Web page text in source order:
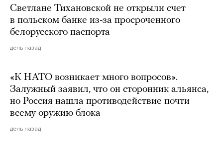
Светлане Тихановской не открыли счет
в польском банке из-за просроченного
белорусского паспорта
день назад
«К НАТО возникает много вопросов».
Залужный заявил, что он сторонник альянса,
но Россия нашла противодействие почти
всему оружию блока
день назад